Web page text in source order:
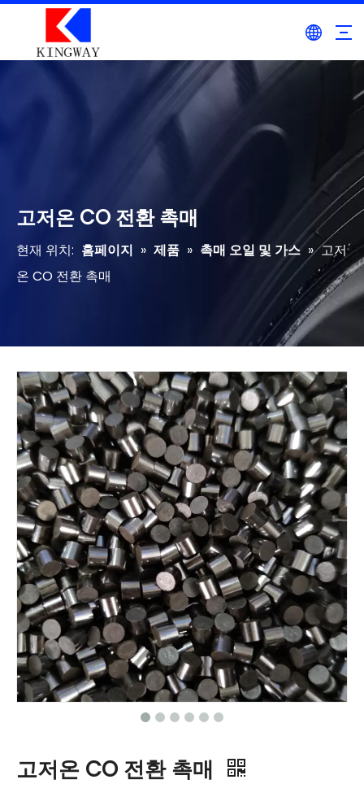
고저온 CO 전환 촉매
현재 위치: 홈페이지 » 제품 » 촉매 오일 및 가스 » 고저
온 CO 전환 촉매
고저온 CO 전환 촉매